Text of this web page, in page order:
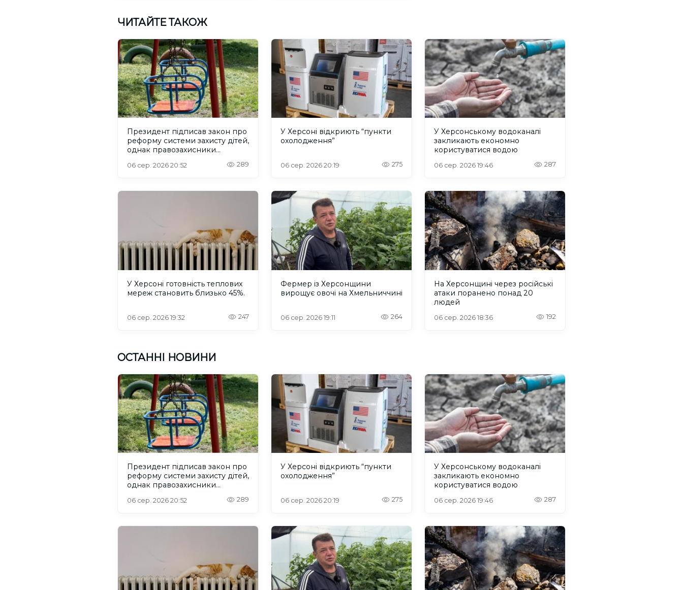
ЧИТАЙТЕ ТАКОЖ
Президент підписав закон про
реформу системи захисту дітей,
однак правозахисники
06 сер. 2026 20:52 289
У Херсоні відкриють “пункти
охолодження”
06 сер. 2026 20:19 275
У Херсонському водоканалі
закликають економно
користуватися водою
06 сер. 2026 19:46 287
У Херсоні готовність теплових
мереж становить близько 45%.
06 сер. 2026 19:32 247
Фермер із Херсонщини
вирощує овочі на Хмельниччині
06 сер. 2026 19:11 264
На Херсонщині через російські
атаки поранено понад 20
людей
06 сер. 2026 18:36 192
ОСТАННІ НОВИНИ
Президент підписав закон про
реформу системи захисту дітей,
однак правозахисники
06 сер. 2026 20:52 289
У Херсоні відкриють “пункти
охолодження”
06 сер. 2026 20:19 275
У Херсонському водоканалі
закликають економно
користуватися водою
06 сер. 2026 19:46 287